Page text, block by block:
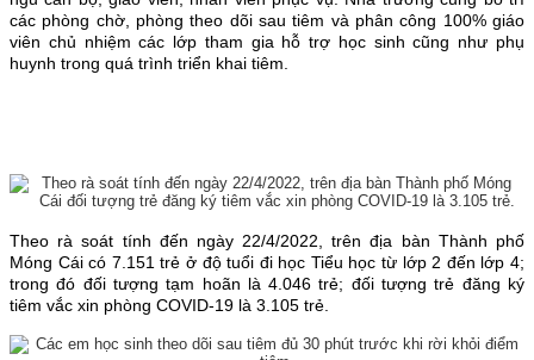
các phòng chờ, phòng theo dõi sau tiêm và phân công 100% giáo
viên chủ nhiệm các lớp tham gia hỗ trợ học sinh cũng như phụ
huynh trong quá trình triển khai tiêm.
Theo rà soát tính đến ngày 22/4/2022, trên địa bàn Thành phố
Móng Cái có 7.151 trẻ ở độ tuổi đi học Tiểu học từ lớp 2 đến lớp 4;
trong đó đối tượng tạm hoãn là 4.046 trẻ; đối tượng trẻ đăng ký
tiêm vắc xin phòng COVID-19 là 3.105 trẻ.